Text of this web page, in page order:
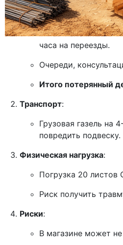
часа на переезды.
Очереди,
Итого потерянный
Транспорт:
Грузовая газель на
повредить подвеску.
Физическая нагрузка:
Погрузка 20 листов
Риск получить
Риски:
В магазине может